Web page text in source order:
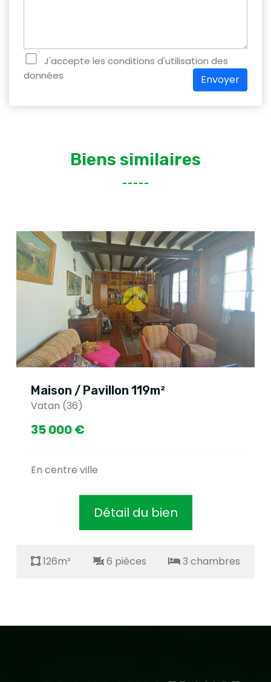
J'accepte les conditions d'utilisation des
données
Envoyer
Biens similaires
Maison / Pavillon 119m²
Vatan (36)
35 000 €
En centre ville
Détail du bien
126m² 6 pièces 3 chambres